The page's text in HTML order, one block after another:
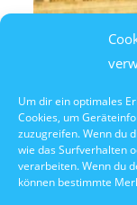
Um dir ein optimales
Cookies, um
zuzugreifen. Wenn du
wie das Surfverhalten
verarbeiten. Wenn du
können bestimmte
10.
10:30